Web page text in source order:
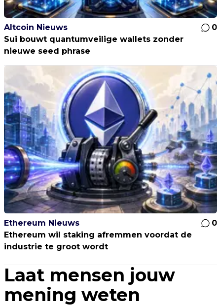
Altcoin Nieuws
0
Sui bouwt quantumveilige wallets zonder
nieuwe seed phrase
Ethereum Nieuws
0
Ethereum wil staking afremmen voordat de
industrie te groot wordt
Laat mensen jouw
mening weten